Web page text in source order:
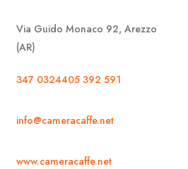
Via Guido Monaco 92, Arezzo
(AR)
347 0324405 392 591
info@cameracaffe.net
www.cameracaffe.net